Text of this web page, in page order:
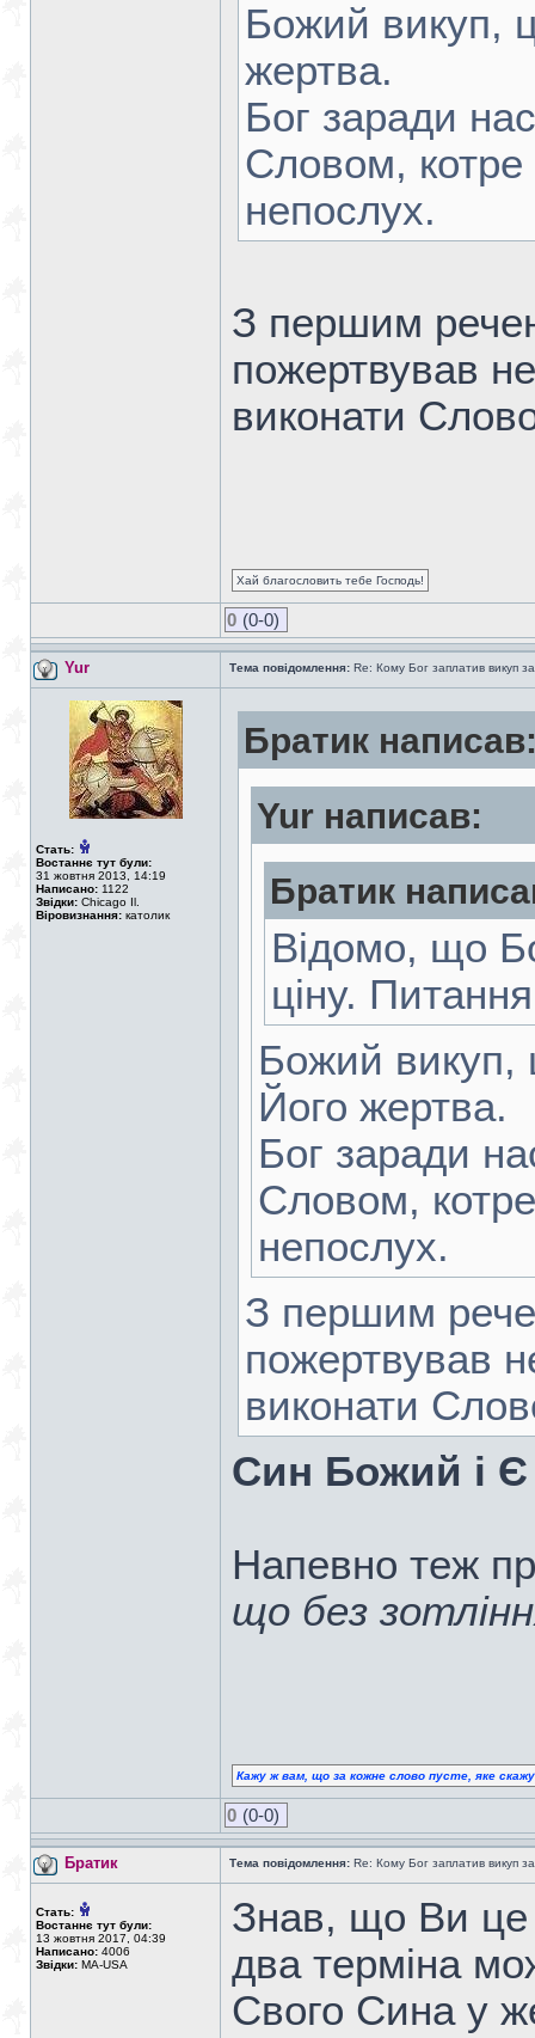
Божий викуп,
жертва.
Бог заради
Словом,
непослух.
З першим
пожертвував
виконати
Хай благословить тебе Господь!
0 (0-0)
Yur Тема повідомлення: Re: Кому Бог заплатив викуп
Стать:
Востаннє тут були:
31 жовтня 2013, 14:19
Написано: 1122
Звідки: Chicago Il.
Віровизнання: католик
Братик
Yur написав:
Братик
Відомо, що
ціну.
Божий викуп,
Його жертва.
Бог заради
Словом,
непослух.
З першим
пожертвував
виконати
Син Божий і
Напевно теж
що без
Кажу ж вам, що за кожне слово пусте, яке
0 (0-0)
Братик Тема повідомлення: Re: Кому Бог заплатив викуп
Стать:
Востаннє тут були:
13 жовтня 2017, 04:39
Написано: 4006
Звідки: MA-USA
Знав, що Ви
два терміна
Свого Сина у